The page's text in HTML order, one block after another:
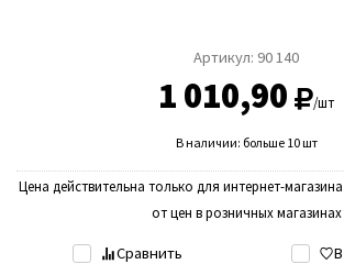
Артикул: 90 140
1 010,90 /шт
В наличии: больше 10 шт
Цена действительна только для интернет-
от цен в розничных магазинах
Сравнить